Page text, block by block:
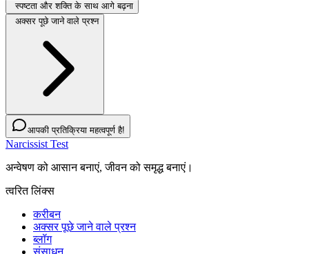
स्पष्टता और शक्ति के साथ आगे बढ़ना
अक्सर पूछे जाने वाले प्रश्न
आपकी प्रतिक्रिया महत्वपूर्ण है!
Narcissist Test
अन्वेषण को आसान बनाएं, जीवन को समृद्ध बनाएं।
त्वरित लिंक्स
करीबन
अक्सर पूछे जाने वाले प्रश्न
ब्लॉग
संसाधन